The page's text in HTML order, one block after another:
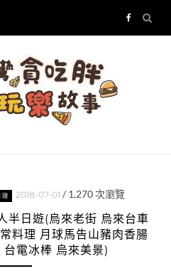
理 2018-07-01 / 1,270次瀏覽
半日遊(烏來老街 烏來台車
料理 月球馬告山豬肉香腸
電冰棒 烏來美景)